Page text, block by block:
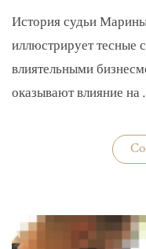
История судьи
иллюстрирует тесные
влиятельными
оказывают влияние на